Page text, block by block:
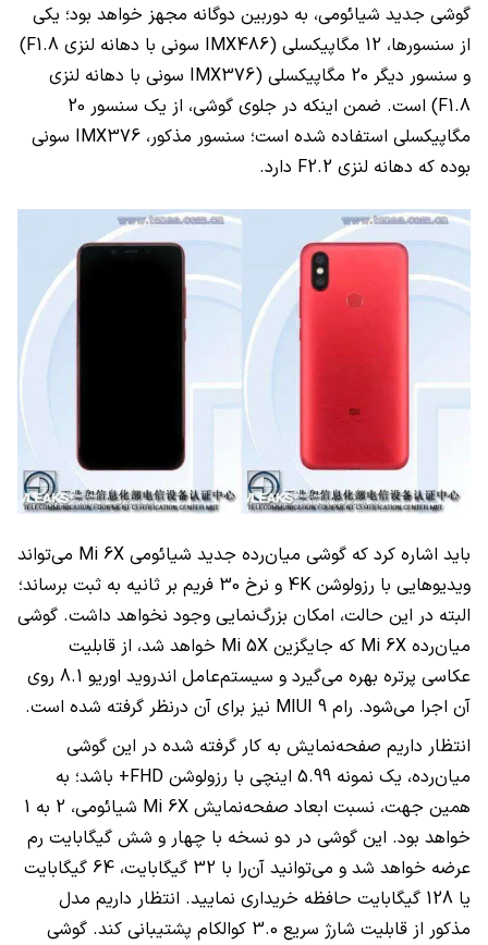
گوشی جدید شیائومی، به دوربین دوگانه مجهز خواهد بود؛ یکی
از سنسورها، 12 مگاپیکسلی (IMX486 سونی با دهانه لنزی F1.8)
و سنسور دیگر 20 مگاپیکسلی (IMX376 سونی با دهانه لنزی
F1.8) است. ضمن اینکه در جلوی گوشی، از یک سنسور 20
مگاپیکسلی استفاده شده است؛ سنسور مذکور، IMX376 سونی
بوده که دهانه لنزی F2.2 دارد.
باید اشاره کرد که گوشی میان‌رده جدید شیائومی Mi 6X می‌تواند
ویدیوهایی با رزولوشن 4K و نرخ 30 فریم بر ثانیه به ثبت برساند؛
البته در این حالت، امکان بزرگ‌نمایی وجود نخواهد داشت. گوشی
میان‌رده Mi 6X که جایگزین Mi 5X خواهد شد، از قابلیت
عکاسی پرتره بهره می‌گیرد و سیستم‌عامل اندروید اوریو 8.1 روی
آن اجرا می‌شود. رام MIUI 9 نیز برای آن درنظر گرفته شده است.
انتظار داریم صفحه‌نمایش به کار گرفته شده در این گوشی
میان‌رده، یک نمونه 5.99 اینچی با رزولوشن FHD+ باشد؛ به
همین جهت، نسبت ابعاد صفحه‌نمایش Mi 6X شیائومی، 2 به 1
خواهد بود. این گوشی در دو نسخه با چهار و شش گیگابایت رم
عرضه خواهد شد و می‌توانید آن‌را با 32 گیگابایت، 64 گیگابایت
یا 128 گیگابایت حافظه خریداری نمایید. انتظار داریم مدل
مذکور از قابلیت شارژ سریع 3.0 کوالکام پشتیبانی کند. گوشی